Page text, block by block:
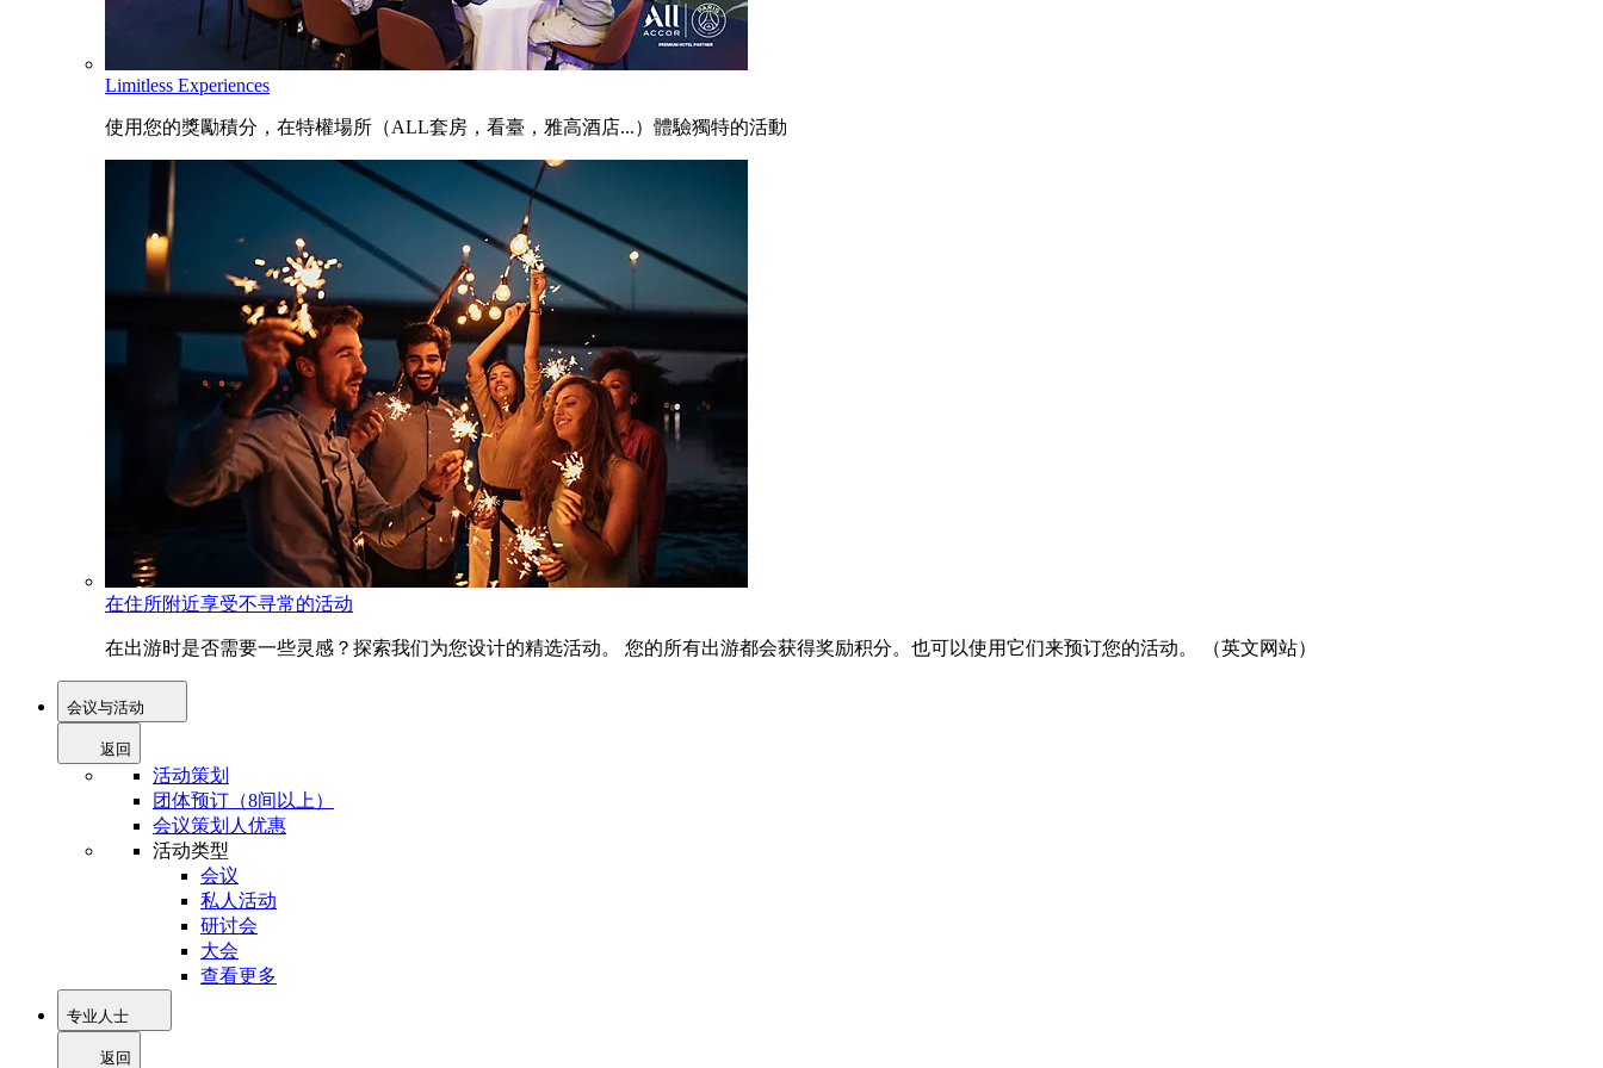
Limitless Experiences
使用您的獎勵積分，在特權場所（ALL套房，看臺，雅高酒店...）體驗獨特的活動
在住所附近享受不寻常的活动
在出游时是否需要一些灵感？探索我们为您设计的精选活动。 您的所有出游都会获得奖励积分。也可以使用它们来预订您的活动。 （英文网站）
会议与活动
返回
活动策划
团体预订（8间以上）
会议策划人优惠
活动类型
会议
私人活动
研讨会
大会
查看更多
专业人士
返回